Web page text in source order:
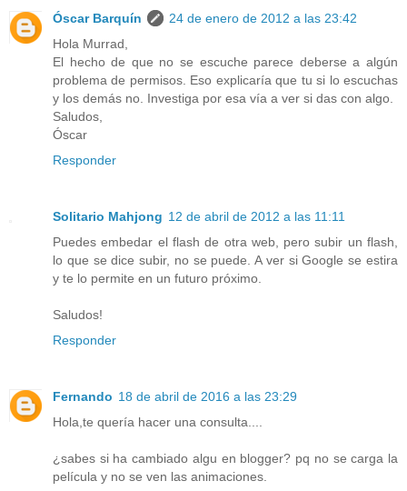
Óscar Barquín
24 de enero de 2012 a las 23:42
Hola Murrad,
El hecho de que no se escuche parece deberse a algún
problema de permisos. Eso explicaría que tu si lo escuchas
y los demás no. Investiga por esa vía a ver si das con algo.
Saludos,
Óscar
Responder
Solitario Mahjong 12 de abril de 2012 a las 11:11
Puedes embedar el flash de otra web, pero subir un flash,
lo que se dice subir, no se puede. A ver si Google se estira
y te lo permite en un futuro próximo.
Saludos!
Responder
Fernando 18 de abril de 2016 a las 23:29
Hola,te quería hacer una consulta....
¿sabes si ha cambiado algu en blogger? pq no se carga la
película y no se ven las animaciones.